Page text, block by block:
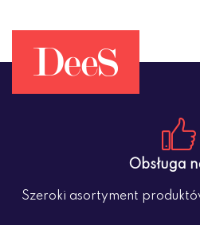
Obsługa
Szeroki asortyment